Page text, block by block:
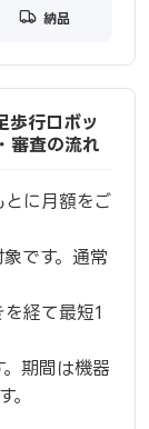
納品
行ロボッ
査の流れ
に月額をご
です。通常
経て最短1
期間は機器
。